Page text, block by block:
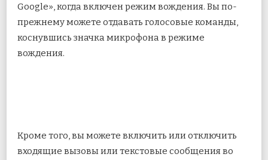
Google», когда включен режим вождения. Вы по-
прежнему можете отдавать голосовые команды,
коснувшись значка микрофона в режиме
вождения.
Кроме того, вы можете включить или отключить
входящие вызовы или текстовые сообщения во